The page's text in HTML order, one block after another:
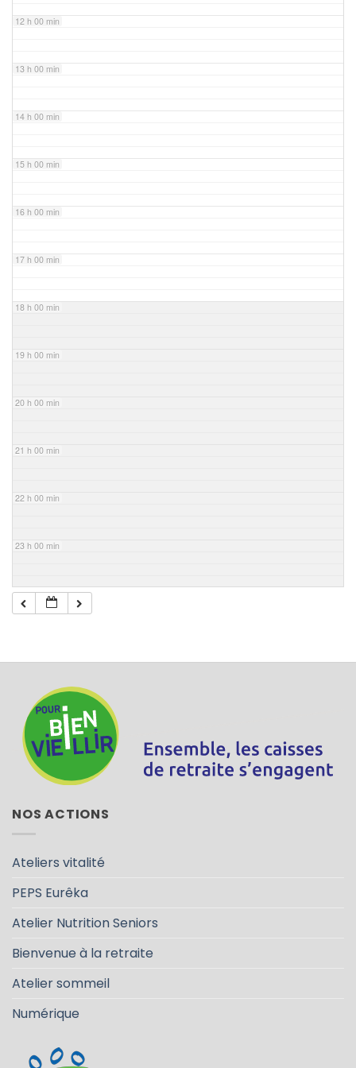
12 h 00 min
13 h 00 min
14 h 00 min
15 h 00 min
16 h 00 min
17 h 00 min
18 h 00 min
19 h 00 min
20 h 00 min
21 h 00 min
22 h 00 min
23 h 00 min
NOS ACTIONS
Ateliers vitalité
PEPS Eurêka
Atelier Nutrition Seniors
Bienvenue à la retraite
Atelier sommeil
Numérique